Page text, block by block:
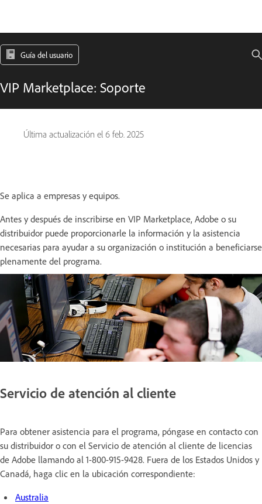
Guía del usuario
VIP Marketplace: Soporte
Última actualización el 6 feb. 2025
Se aplica a empresas y equipos.
Antes y después de inscribirse en VIP Marketplace, Adobe o su
distribuidor puede proporcionarle la información y la asistencia
necesarias para ayudar a su organización o institución a beneficiarse
plenamente del programa.
Servicio de atención al cliente
Para obtener asistencia para el programa, póngase en contacto con
su distribuidor o con el Servicio de atención al cliente de licencias
de Adobe llamando al 1-800-915-9428. Fuera de los Estados Unidos y
Canadá, haga clic en la ubicación correspondiente:
Australia